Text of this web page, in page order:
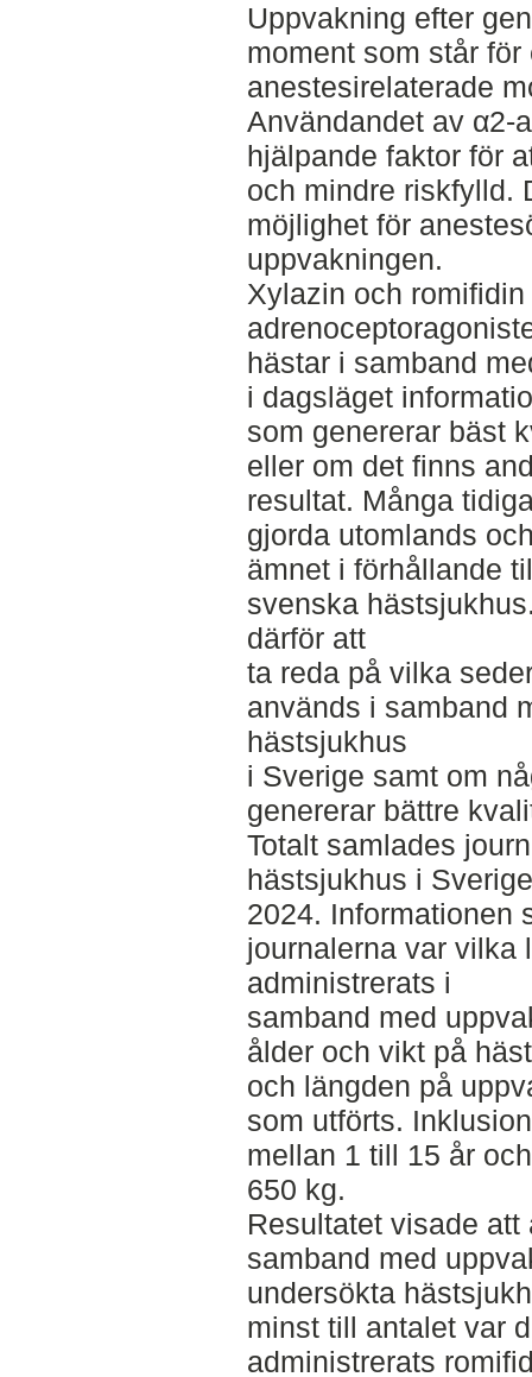
Uppvakning efter
moment som står
anestesirelaterade
Användandet av α2-
hjälpande faktor för
och mindre riskfylld.
möjlighet för
uppvakningen.
Xylazin och
hästar i samband
i dagsläget
som genererar bäst
eller om det finns
resultat. Många
gjorda utomlands
ämnet i förhållande
svenska
därför att
ta reda på vilka
används i samband
hästsjukhus
i Sverige samt om
genererar bättre
Totalt samlades
hästsjukhus i
2024. Informationen
journalerna var vilka
administrerats i
samband med
ålder och vikt på
och längden på
som utförts.
mellan 1 till 15 år
650 kg.
Resultatet visade
samband med
undersökta
minst till antalet var
administrerats